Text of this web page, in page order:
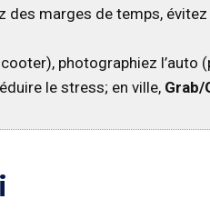
des marges de temps,
photographiez l’auto
le stress; en ville, Grab/